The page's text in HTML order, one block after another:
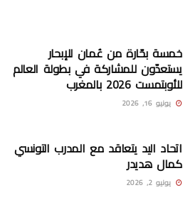
خمسة بحّارة من عُمان للإبحار
يستعدّون للمشاركة في بطولة العالم
للأوبتمست 2026 بالمغرب
يونيو 16, 2026
اتحاد اليد يتعاقد مع المدرب التونسي
كمال هديدر
يونيو 2, 2026